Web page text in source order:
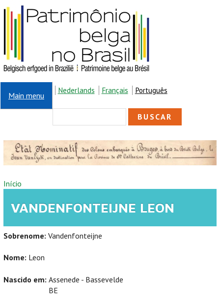
Pular para o conteúdo principal
Main menu
Nederlands Français Português
FORMULÁRIO DE
BUSCA
VOCÊ ESTÁ AQUI
Início
VANDENFONTEIJNE LEON
Sobrenome: Vandenfonteijne
Nome: Leon
Nascido em: Assenede - Bassevelde
BE